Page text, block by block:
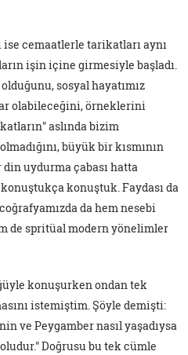
ise cemaatlerle tarikatları aynı
işin içine girmesiyle başladı.
sosyal hayatımız
olabileceğini, örneklerini
aslında bizim
büyük bir kısmının
uydurma çabası hatta
konuştuk. Faydası da
da hem nesebi
de spritüal modern yönelimler
konuşurken ondan tek
istemiştim. Şöyle demişti:
ve Peygamber nasıl yaşadıysa
Doğrusu bu tek cümle